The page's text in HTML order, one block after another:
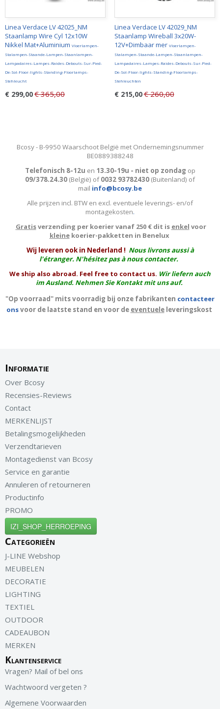
Linea Verdace LV 42025_NM
Staanlamp Wire Cyl 12x10W
Nikkel Mat+Aluminium Vloerlampen-
Stalampen-Staande-Lampen-Staanlampen-
Lampadaires-Lampes-Raides-Debouts-Sur-Pied-
De-Sol-Floor-lights-Standing-Floorlamps-
Stehleucht
€ 299,00€ 365,00
Linea Verdace LV 42029_NM
Staanlamp Wireball 3x20W-
12V+Dimbaar mer Vloerlampen-
Stalampen-Staande-Lampen-Staanlampen-
Lampadaires-Lampes-Raides-Debouts-Sur-Pied-
De-Sol-Floor-lights-Standing-Floorlamps-
Stehleuchten
€ 215,00€ 260,00
Bcosy - B-9950 Waarschoot België met Ondernemingsnummer
BE0889388248
Telefonisch 8-12u en 13.30-19u - niet op zondag op
09/378.24.30 (België) of0032 93782430 (Buitenland) of
mail info@bcosy.be
Alle prijzen incl. BTW en excl. eventuele leverings- en/of
montagekosten.
Gratisverzending per koerier vanaf 250 € dit is enkel voor
kleinekoerier-pakketten in Benelux
Wij leveren ook in Nederland ! Nous livrons aussi à
l'étranger. N'hésitez pas à nous contacter.
We ship also abroad. Feel free to contact us. Wir liefern auch
im Ausland. Nehmen Sie Kontakt mit uns auf.
"Op voorraad" mits voorradig bij onze fabrikanten contacteer
onsvoor de laatste stand en voor de eventueleleveringskost
Informatie
Over Bcosy
Recensies-Reviews
Contact
MERKENLIJST
Betalingsmogelijkheden
Verzendtarieven
Montagedienst van Bcosy
Service en garantie
Annuleren of retourneren
Productinfo
PROMO
IZI_SHOP_HERROEPING
Categorieën
J-LINE Webshop
MEUBELEN
DECORATIE
LIGHTING
TEXTIEL
OUTDOOR
CADEAUBON
MERKEN
Klantenservice
Vragen? Mail of bel ons
Wachtwoord vergeten ?
Algemene Voorwaarden